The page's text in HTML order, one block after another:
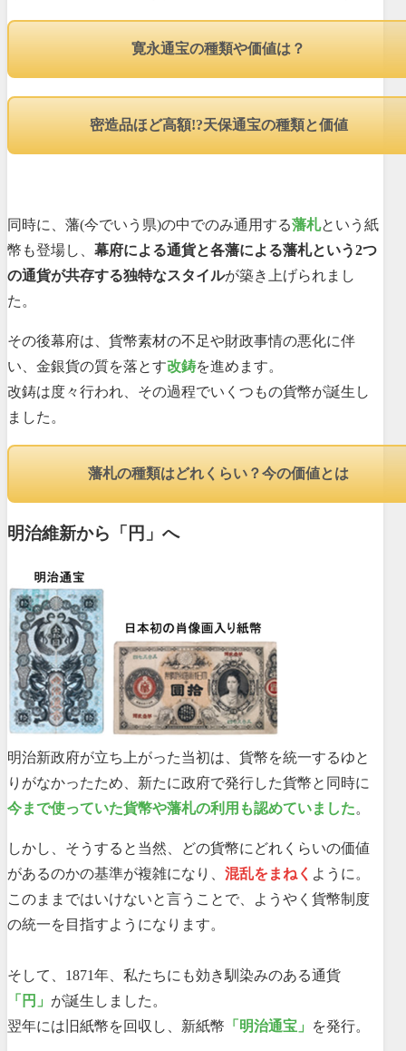
寛永通宝の種類や価値は？
密造品ほど高額!?天保通宝の種類と価値
同時に、藩(今でいう県)の中でのみ通用する藩札という紙
幣も登場し、 幕府による通貨と各藩による藩札という2つ
の通貨が共存する独特なスタイルが築き上げられまし
た。
その後幕府は、貨幣素材の不足や財政事情の悪化に伴
い、金銀貨の質を落とす改鋳を進めます。
改鋳は度々行われ、その過程でいくつもの貨幣が誕生し
ました。
藩札の種類はどれくらい？今の価値とは
明治維新から「円」へ
明治新政府が立ち上がった当初は、貨幣を統一するゆと
りがなかったため、新たに政府で発行した貨幣と同時に
今まで使っていた貨幣や藩札の利用も認めていました。
しかし、そうすると当然、どの貨幣にどれくらいの価値
があるのかの基準が複雑になり、 混乱をまねく ように。
このままではいけないと言うことで、ようやく貨幣制度
の統一を目指すようになります。
そして、1871年、私たちにも効き馴染みのある通貨
「円」 が誕生しました。
翌年には旧紙幣を回収し、新紙幣 「明治通宝」 を発行。